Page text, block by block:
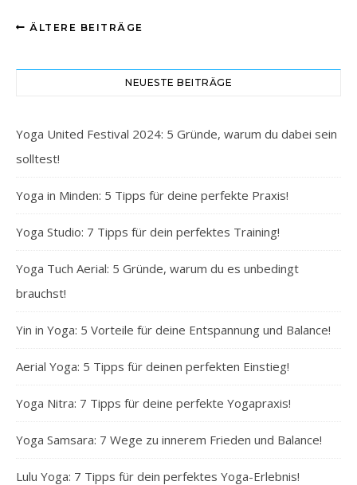
ÄLTERE BEITRÄGE
NEUESTE BEITRÄGE
Yoga United Festival 2024: 5 Gründe, warum du dabei sein
solltest!
Yoga in Minden: 5 Tipps für deine perfekte Praxis!
Yoga Studio: 7 Tipps für dein perfektes Training!
Yoga Tuch Aerial: 5 Gründe, warum du es unbedingt
brauchst!
Yin in Yoga: 5 Vorteile für deine Entspannung und Balance!
Aerial Yoga: 5 Tipps für deinen perfekten Einstieg!
Yoga Nitra: 7 Tipps für deine perfekte Yogapraxis!
Yoga Samsara: 7 Wege zu innerem Frieden und Balance!
Lulu Yoga: 7 Tipps für dein perfektes Yoga-Erlebnis!